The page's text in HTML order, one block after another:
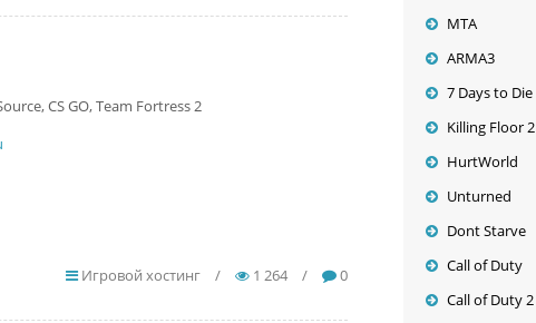
CS GO, Team Fortress 2
Игровой хостинг / 1 264 / 0
MTA
ARMA3
7 Days to Die
Killing Floor 2
HurtWorld
Unturned
Dont Starve
Call of Duty
Call of Duty 2